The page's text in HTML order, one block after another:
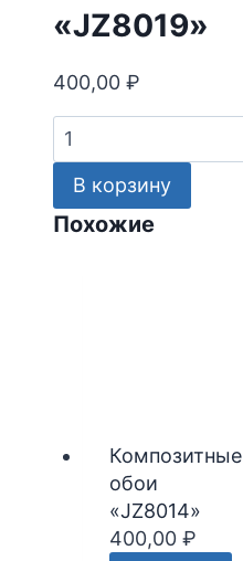
«JZ8019»
400,00 ₽
Количество
товара
Композитные
обои
"JZ8019"
В корзину
Похожие
Композитные
обои
«JZ8014»
400,00 ₽